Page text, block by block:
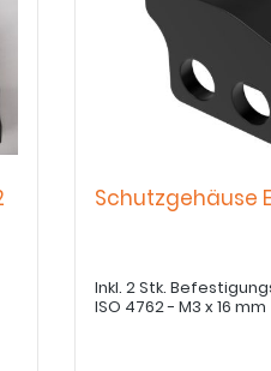
Schutzgehäuse
Inkl. 2 Stk.
ISO 4762 - M3 x 16 mm